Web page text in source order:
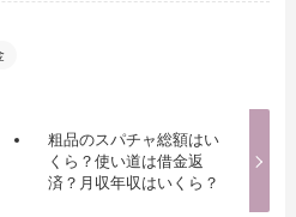
粗品のスパチャ総額はい
くら？使い道は借金返
済？月収年収はいくら？